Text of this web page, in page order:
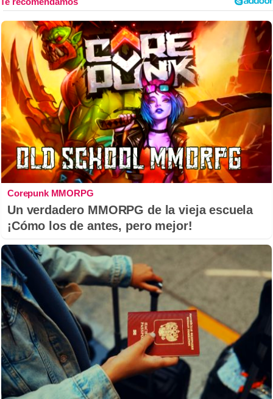
Corepunk MMORPG
Un verdadero MMORPG de la vieja escuela
¡Cómo los de antes, pero mejor!